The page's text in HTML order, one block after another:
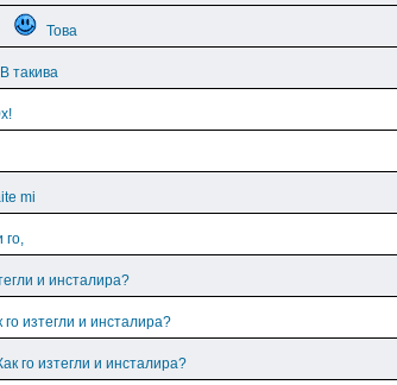
Това
В такива
mi
го,
и инсталира?
го изтегли и инсталира?
го изтегли и инсталира?